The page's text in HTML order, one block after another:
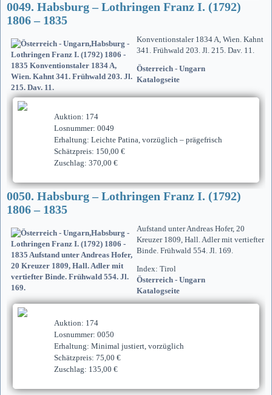
0049. Habsburg – Lothringen Franz I. (1792)
1806 – 1835
Konventionstaler 1834 A, Wien. Kahnt
341. Frühwald 203. Jl. 215. Dav. 11.
Österreich - Ungarn
Katalogseite
Auktion: 174
Losnummer: 0049
Erhaltung: Leichte Patina, vorzüglich – prägefrisch
Schätzpreis: 150,00 €
Zuschlag: 370,00 €
0050. Habsburg – Lothringen Franz I. (1792)
1806 – 1835
Aufstand unter Andreas Hofer, 20
Kreuzer 1809, Hall. Adler mit vertiefter
Binde. Frühwald 554. Jl. 169.
Index: Tirol
Österreich - Ungarn
Katalogseite
Auktion: 174
Losnummer: 0050
Erhaltung: Minimal justiert, vorzüglich
Schätzpreis: 75,00 €
Zuschlag: 135,00 €